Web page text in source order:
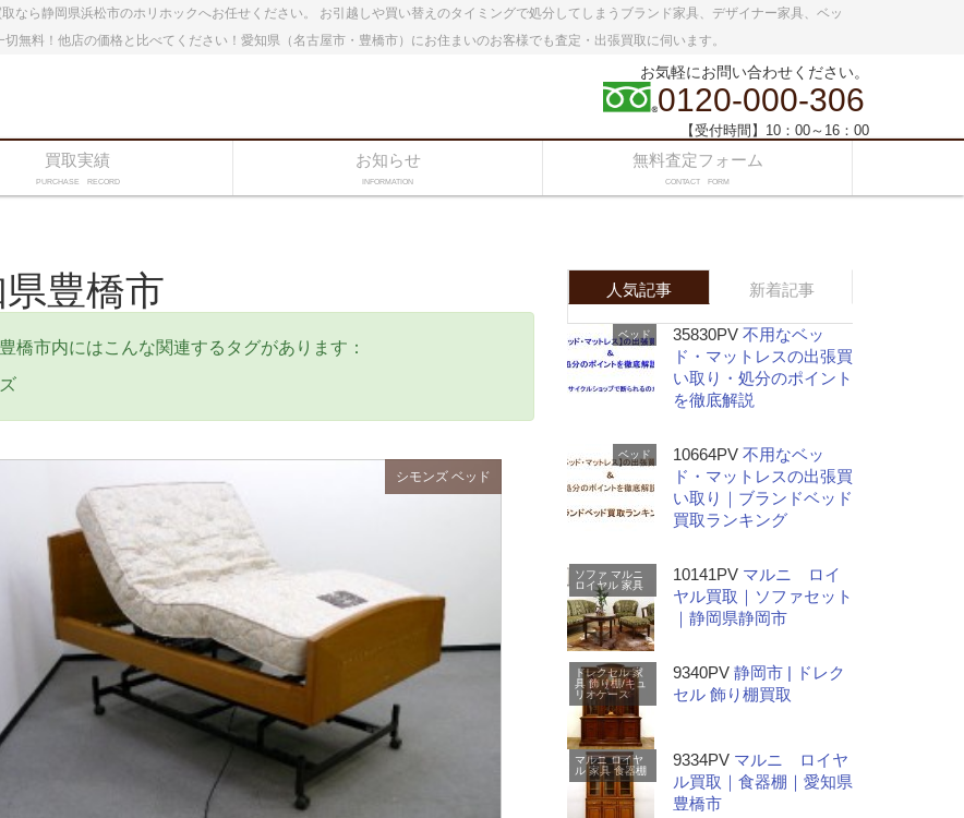
なら静岡県浜松市のホリホックへお任せください。 お引越しや買い替えのタイミングで処分してしまうブランド家具、デザイナー家具、ベッ
無料！他店の価格と比べてください！愛知県（名古屋市・豊橋市）にお住まいのお客様でも査定・出張買取に伺います。
お気軽にお問い合わせください。
0120-000-306
【受付時間】10：00～16：00
買取実績
PURCHASE RECORD
お知らせ
INFORMATION
無料査定フォーム
CONTACT FORM
豊橋市
橋市内にはこんな関連するタグがあります：
シモンズ ベッド
人気記事 新着記事
ベッド 35830PV 不用なベッ
ド・マットレスの出張買
い取り・処分のポイント
を徹底解説
ベッド 10664PV 不用なベッ
ド・マットレスの出張買
い取り｜ブランドベッド
買取ランキング
ソファ マルニ
ロイヤル 家具
10141PV マルニ ロイ
ヤル買取｜ソファセット
｜静岡県静岡市
ドレクセル 家
具 飾り棚/キュ
リオケース
9340PV 静岡市 | ドレク
セル 飾り棚買取
マルニ ロイヤ
ル 家具 食器棚
9334PV マルニ ロイヤ
ル買取｜食器棚｜愛知県
豊橋市